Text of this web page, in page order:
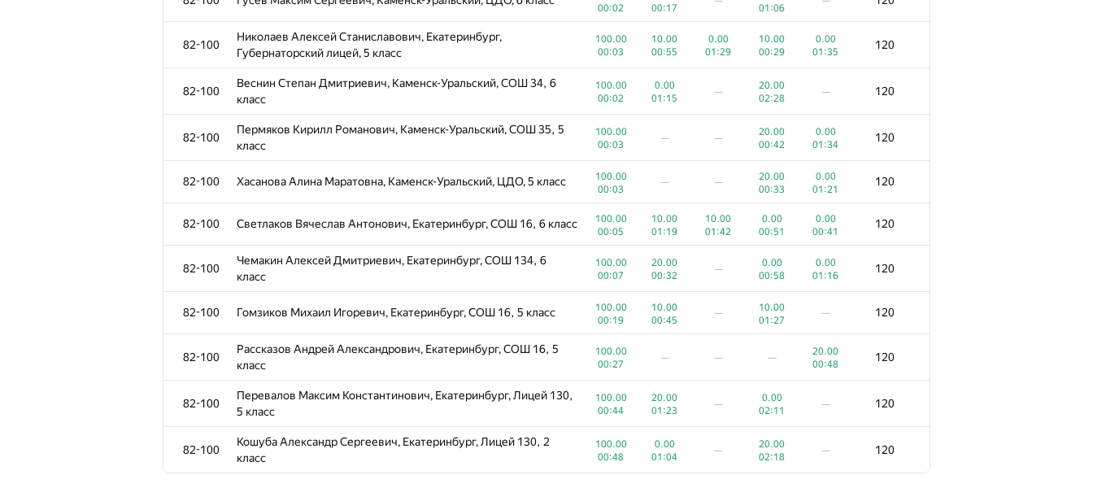
00:02
00:17
01:06
82-100
Николаев Алексей Станиславович, Екатеринбург,
Губернаторский лицей, 5 класс
100.00
00:03
10.00
00:55
0.00
01:29
10.00
00:29
0.00
01:35
120
82-100
Веснин Степан Дмитриевич, Каменск-Уральский, СОШ 34, 6
класс
100.00
00:02
0.00
01:15
—
20.00
02:28
— 120
82-100
Пермяков Кирилл Романович, Каменск-Уральский, СОШ 35, 5
класс
100.00
00:03
— —
20.00
00:42
0.00
01:34
120
82-100 Хасанова Алина Маратовна, Каменск-Уральский, ЦДО, 5 класс
100.00
00:03
— —
20.00
00:33
0.00
01:21
120
82-100 Светлаков Вячеслав Антонович, Екатеринбург, СОШ 16, 6 класс
100.00
00:05
10.00
01:19
10.00
01:42
0.00
00:51
0.00
00:41
120
82-100
Чемакин Алексей Дмитриевич, Екатеринбург, СОШ 134, 6
класс
100.00
00:07
20.00
00:32
—
0.00
00:58
0.00
01:16
120
82-100 Гомзиков Михаил Игоревич, Екатеринбург, СОШ 16, 5 класс
100.00
00:19
10.00
00:45
—
10.00
01:27
— 120
82-100
Рассказов Андрей Александрович, Екатеринбург, СОШ 16, 5
класс
100.00
00:27
— — —
20.00
00:48
120
82-100
Перевалов Максим Константинович, Екатеринбург, Лицей 130,
5 класс
100.00
00:44
20.00
01:23
—
0.00
02:11
— 120
82-100
Кошуба Александр Сергеевич, Екатеринбург, Лицей 130, 2
класс
100.00
00:48
0.00
01:04
—
20.00
02:18
— 120
Блинова Вероника Сергеевна, Екатеринбург, Лицей 130, 6
класс
02:01
02:03
— — —
Новиков Александр Павлович, Екатеринбург, Лицей 110, 5
класс
00:01
01:14
00:47
Толкачев Егор Артемович, Каменск-Уральский, СОШ 40, 4 класс
100.00
00:02
50.00
0.00
00:27
Польский Андрей Николаевич, Екатеринбург, Губернаторский
лицей, 5 класс
100.00
00:02
30.00
0.00
0.00
01:31
20.00
01:11
Сысоев Вячеслав Михайлович, Екатеринбург, Лицей 180, 5
класс
00:02
01:50
— —
00:38
Иванов Антон Данилович, Екатеринбург, Гимназия 161, 6 класс
00:03
00:15
00:32
—
Бобров Андрей Александрович, Новоуральск, Лицей 56, 6
класс
00:16
00:43
00:33
Валеев Виктор , Екатеринбург, Лицей 130, 5 класс
00:47
—
Семенова Василиса Алексеевна, Екатеринбург,
Губернаторский лицей, 5 класс
00:01
01:10
00:32
Бареев Ренат Рамисович, Екатеринбург, Гимназия 174, 6 класс
100.00
00:02
20.00
02:13
10.00
10.00
01:01
0.00
65-81 Рюмин Макар Евгеньевич, Каменск-Уральский, ЦДО, 7 класс
100.00
10.00
20.00
0.00
130